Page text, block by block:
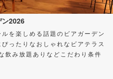
ン2026
を楽しめる話題のビアガーデン
ったりなおしゃれなビアテラス
飲み放題ありなどこだわり条件